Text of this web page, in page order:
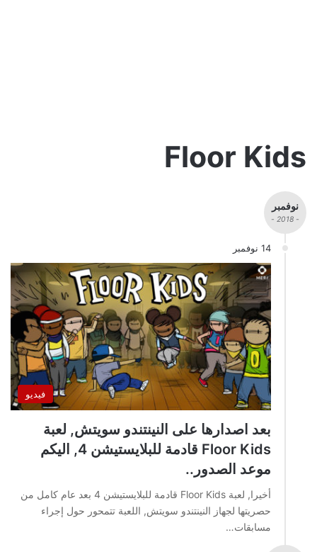
Floor Kids
نوفمبر
- 2018 -
14 نوفمبر
فيديو
بعد اصدارها على النينتندو سويتش, لعبة
Floor Kids قادمة للبلايستيشن 4, اليكم
موعد الصدور..
أخيرا, لعبة Floor Kids قادمة للبلايستيشن 4 بعد عام كامل من
حصريتها لجهاز النينتندو سويتش, اللعبة تتمحور حول إجراء
مسابقات…